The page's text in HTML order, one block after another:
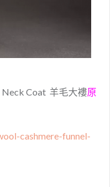
Neck Coat 羊毛大褸原
cashmere-funnel-